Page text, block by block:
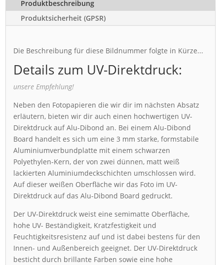
Produktbeschreibung
Produktsicherheit (GPSR)
Die Beschreibung für diese Bildnummer folgte in Kürze...
Details zum UV-Direktdruck:
unsere Empfehlung!
Neben den Fotopapieren die wir dir im nächsten Absatz
erläutern, bieten wir dir auch einen hochwertigen UV-
Direktdruck auf Alu-Dibond an. Bei einem Alu-Dibond
Board handelt es sich um eine 3 mm starke, formstabile
Aluminiumverbundplatte mit einem schwarzen
Polyethylen-Kern, der von zwei dünnen, matt weiß
lackierten Aluminiumdeckschichten umschlossen wird.
Auf dieser weißen Oberfläche wir das Foto im UV-
Direktdruck auf das Alu-Dibond Board gedruckt.
Der UV-Direktdruck weist eine semimatte Oberfläche,
hohe UV- Beständigkeit, Kratzfestigkeit und
Feuchtigkeitsresistenz auf und ist dabei bestens für den
Innen- und Außenbereich geeignet. Der UV-Direktdruck
besticht durch brillante Farben sowie eine hohe